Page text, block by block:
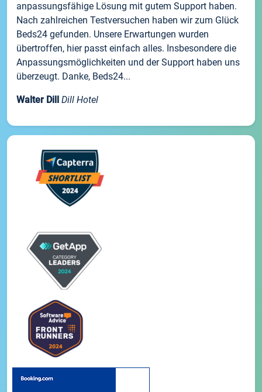
anpassungsfähige Lösung mit gutem Support haben.
Nach zahlreichen Testversuchen haben wir zum Glück
Beds24 gefunden. Unsere Erwartungen wurden
übertroffen, hier passt einfach alles. Insbesondere die
Anpassungsmöglichkeiten und der Support haben uns
überzeugt. Danke, Beds24...
Walter Dill Dill Hotel